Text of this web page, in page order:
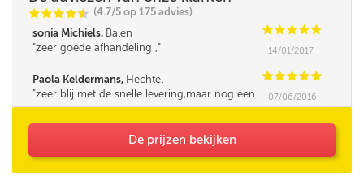
CCCCi
@ (4.7/5 op 175 advies)
sonia Michiels, Balen CCCCC
zeer goede afhandeling ,
14/01/2017
Paola Keldermans, Hechtel CCCCC
zeer blij met de snelle levering,maar nog een
geluk dat ik zij hoeveel ik nodig had want de
gezet,en anders had ik maar de helft
07/06/2016
De prijzen bekijken